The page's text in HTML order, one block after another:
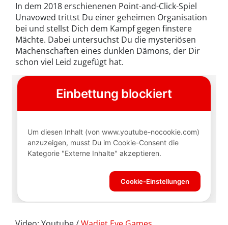
In dem 2018 erschienenen Point-and-Click-Spiel
Unavowed trittst Du einer geheimen Organisation
bei und stellst Dich dem Kampf gegen finstere
Mächte. Dabei untersuchst Du die mysteriösen
Machenschaften eines dunklen Dämons, der Dir
schon viel Leid zugefügt hat.